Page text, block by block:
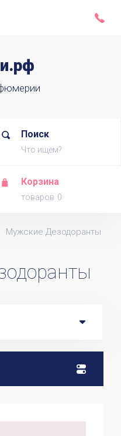
Поиск
Что ищем?
Корзина
товаров
Мужские Дезодоранты